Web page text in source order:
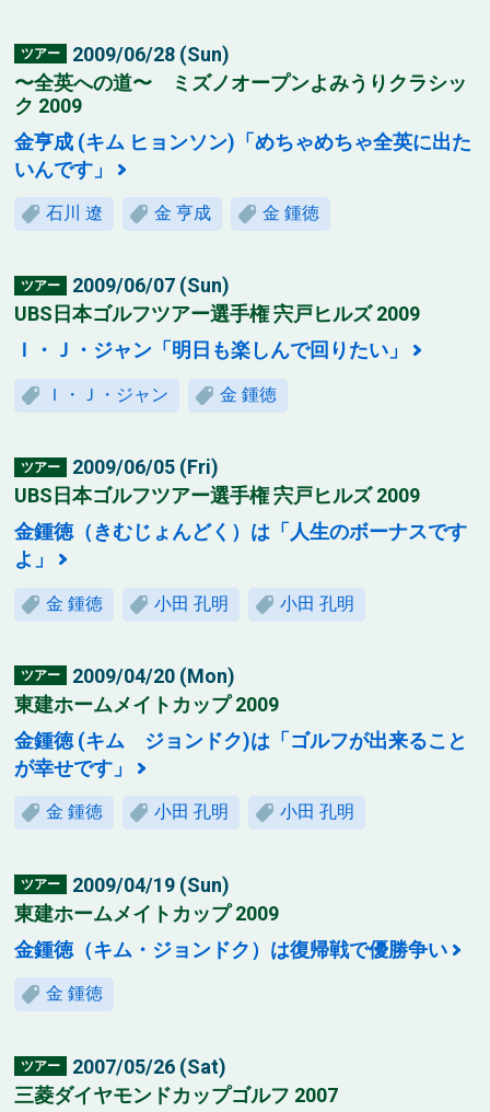
ツアー
2009/06/28 (Sun)
〜全英への道〜 ミズノオープンよみうりクラシッ
ク 2009
金亨成 (キム ヒョンソン)「めちゃめちゃ全英に出た
いんです」
石川 遼 金 亨成 金 鍾徳
ツアー
2009/06/07 (Sun)
UBS日本ゴルフツアー選手権 宍戸ヒルズ 2009
Ｉ・Ｊ・ジャン「明日も楽しんで回りたい」
Ｉ・Ｊ・ジャン 金 鍾徳
ツアー
2009/06/05 (Fri)
UBS日本ゴルフツアー選手権 宍戸ヒルズ 2009
金鍾徳（きむじょんどく）は「人生のボーナスです
よ」
金 鍾徳 小田 孔明 小田 孔明
ツアー
2009/04/20 (Mon)
東建ホームメイトカップ 2009
金鍾徳 (キム ジョンドク)は「ゴルフが出来ること
が幸せです」
金 鍾徳 小田 孔明 小田 孔明
ツアー
2009/04/19 (Sun)
東建ホームメイトカップ 2009
金鍾徳（キム・ジョンドク）は復帰戦で優勝争い
金 鍾徳
ツアー
2007/05/26 (Sat)
三菱ダイヤモンドカップゴルフ 2007